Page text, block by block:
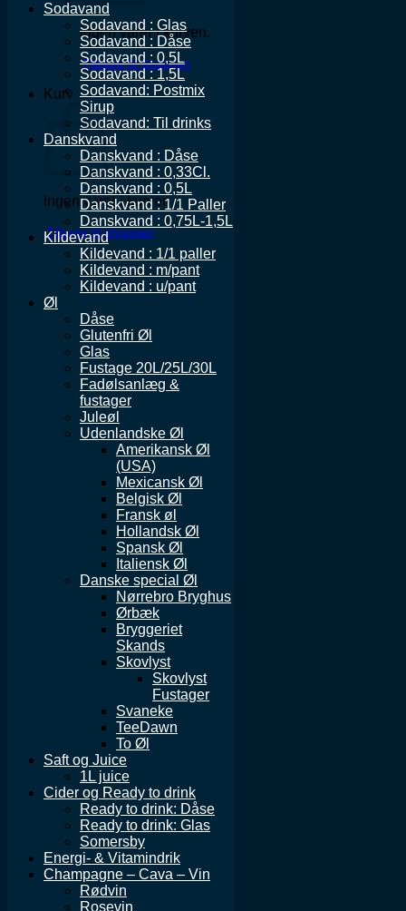
Ingen varer i kurven.
Tilbage til shoppen
Kurv
Ingen varer i kurven.
Tilbage til shoppen
Sodavand
Sodavand : Glas
Sodavand : Dåse
Sodavand : 0,5L
Sodavand : 1,5L
Sodavand: Postmix
Sirup
Sodavand: Til drinks
Danskvand
Danskvand : Dåse
Danskvand : 0,33Cl.
Danskvand : 0,5L
Danskvand : 1/1 Paller
Danskvand : 0,75L-1,5L
Kildevand
Kildevand : 1/1 paller
Kildevand : m/pant
Kildevand : u/pant
Øl
Dåse
Glutenfri Øl
Glas
Fustage 20L/25L/30L
Fadølsanlæg &
fustager
Juleøl
Udenlandske Øl
Amerikansk Øl
(USA)
Mexicansk Øl
Belgisk Øl
Fransk øl
Hollandsk Øl
Spansk Øl
Italiensk Øl
Danske special Øl
Nørrebro Bryghus
Ørbæk
Bryggeriet
Skands
Skovlyst
Skovlyst
Fustager
Svaneke
TeeDawn
To Øl
Saft og Juice
1L juice
Cider og Ready to drink
Ready to drink: Dåse
Ready to drink: Glas
Somersby
Energi- & Vitamindrik
Champagne – Cava – Vin
Rødvin
Rosevin